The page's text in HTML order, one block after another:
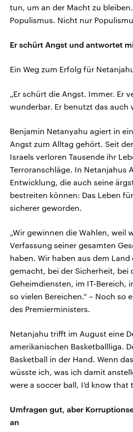
tun, um an der Macht zu
Populismus. Nicht nur
Er schürt Angst und antwortet
Ein Weg zum Erfolg für
„Er schürt die Angst. Immer. Er
wunderbar. Er benutzt das auch
Benjamin Netanyahu agiert in
Angst zum Alltag gehört. Seit
Israels verloren Tausende ihr
Terroranschläge. In Netanjahus
Entwicklung, die auch seine
bestreiten können: Das Leben
sicherer geworden.
„Wir gewinnen die Wahlen, weil
Verfassung seiner gesamten
haben. Wir haben aus dem
gemacht, bei der Sicherheit, bei
Geheimdiensten, im IT-Bereich,
so vielen Bereichen.“ – Noch so
des Premierministers.
Netanjahu trifft im August eine
amerikanischen Basketballliga.
Basketball in der Hand. Wenn
wüsste ich, was ich damit
were a soccer ball, I’d know that
Umfragen gut, aber
an